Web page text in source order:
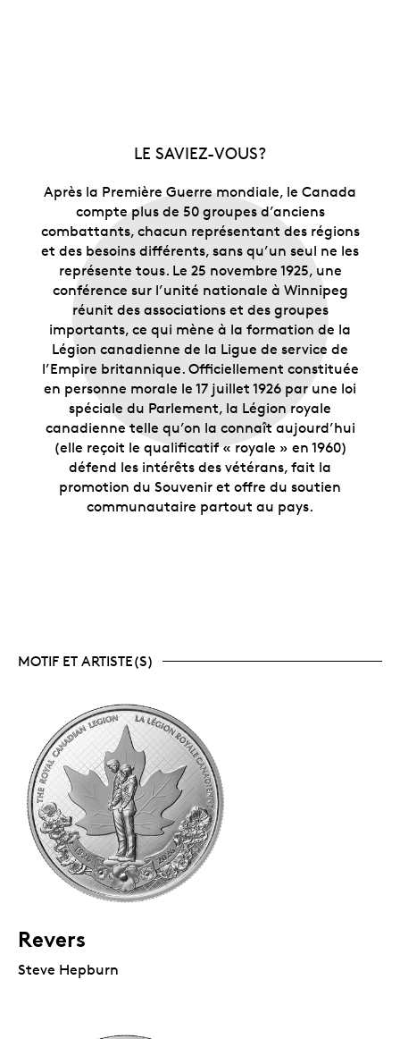
LE SAVIEZ-VOUS?
Après la Première Guerre mondiale, le Canada
compte plus de 50 groupes d’anciens
combattants, chacun représentant des régions
et des besoins différents, sans qu’un seul ne les
représente tous. Le 25 novembre 1925, une
conférence sur l’unité nationale à Winnipeg
réunit des associations et des groupes
importants, ce qui mène à la formation de la
Légion canadienne de la Ligue de service de
l’Empire britannique. Officiellement constituée
en personne morale le 17 juillet 1926 par une loi
spéciale du Parlement, la Légion royale
canadienne telle qu’on la connaît aujourd’hui
(elle reçoit le qualificatif « royale » en 1960)
défend les intérêts des vétérans, fait la
promotion du Souvenir et offre du soutien
communautaire partout au pays.
MOTIF ET ARTISTE(S)
Revers
Steve Hepburn